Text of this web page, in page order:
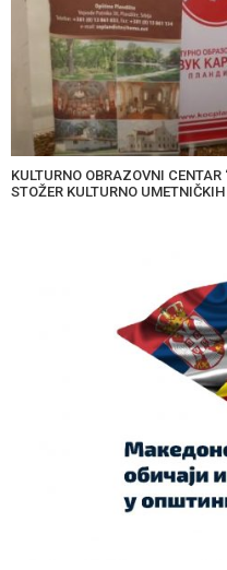
KULTURNO OBRAZOVNI
STOŽER KULTURNO